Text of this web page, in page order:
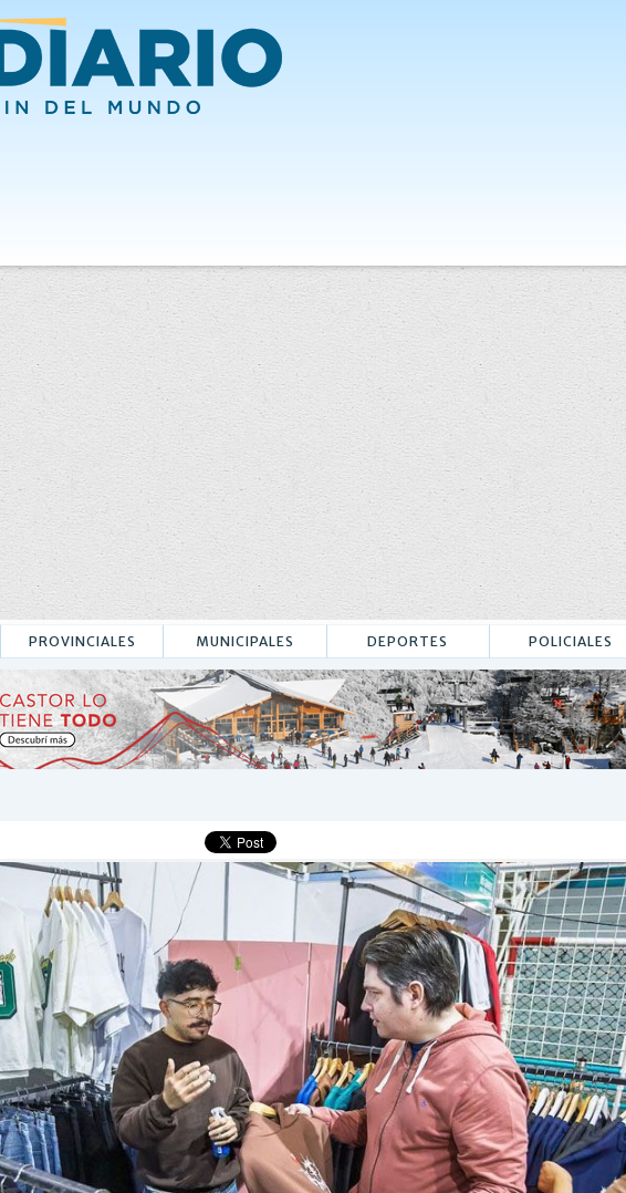
PROVINCIALES MUNICIPALES DEPORTES POLICIALES